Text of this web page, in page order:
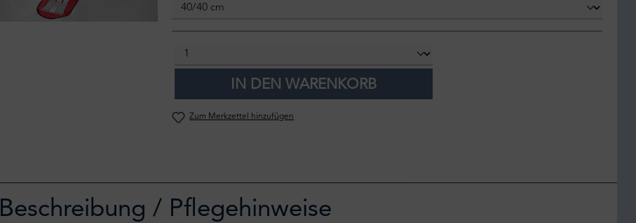
IN DEN WARENKORB
Zum Merkzettel hinzufügen
Beschreibung / Pflegehinweise